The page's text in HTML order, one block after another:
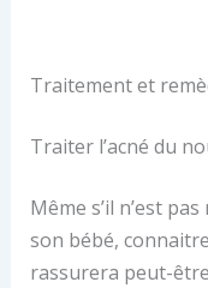
Traitement et
Traiter l’acné du
Même s’il n’est
son bébé,
rassurera peut-